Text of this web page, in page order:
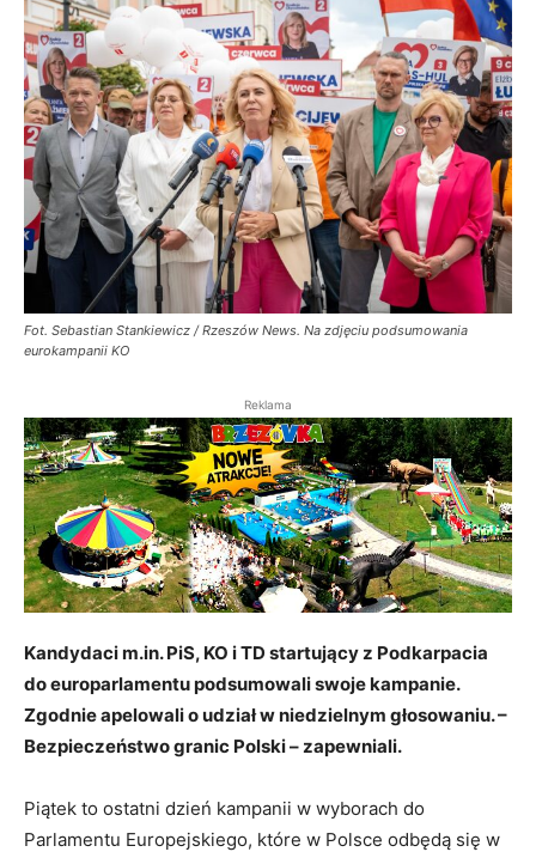
Fot. Sebastian Stankiewicz / Rzeszów News. Na zdjęciu podsumowania
eurokampanii KO
Reklama
Kandydaci m.in. PiS, KO i TD startujący z Podkarpacia
do europarlamentu podsumowali swoje kampanie.
Zgodnie apelowali o udział w niedzielnym głosowaniu. –
Bezpieczeństwo granic Polski – zapewniali.
Piątek to ostatni dzień kampanii w wyborach do
Parlamentu Europejskiego, które w Polsce odbędą się w